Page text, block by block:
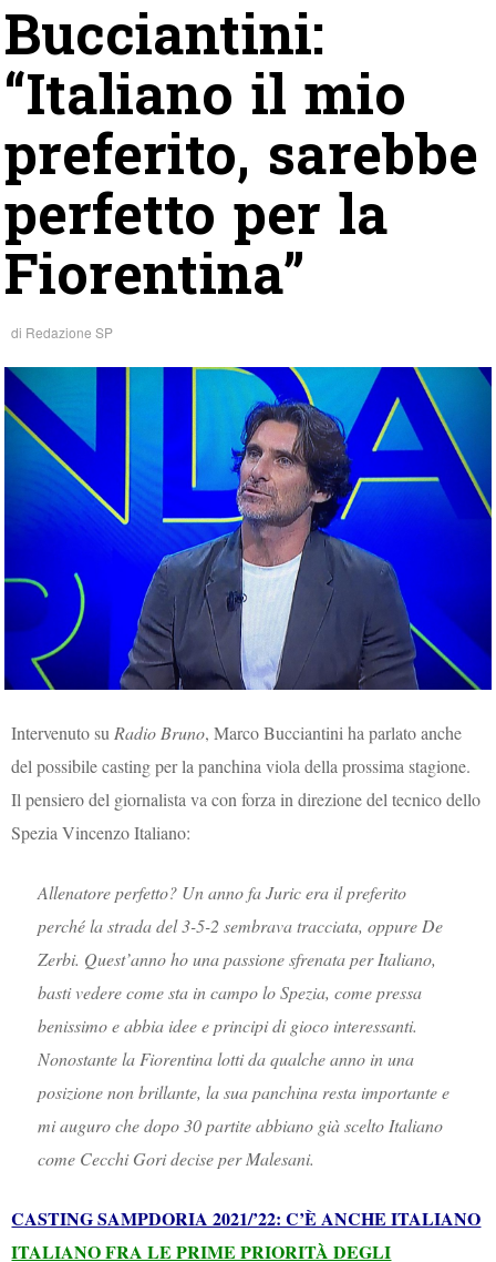
Bucciantini:
“Italiano il mio
preferito, sarebbe
perfetto per la
Fiorentina”
di Redazione SP
Intervenuto su Radio Bruno, Marco Bucciantini ha parlato anche
del possibile casting per la panchina viola della prossima stagione.
Il pensiero del giornalista va con forza in direzione del tecnico dello
Spezia Vincenzo Italiano:
Allenatore perfetto? Un anno fa Juric era il preferito
perché la strada del 3-5-2 sembrava tracciata, oppure De
Zerbi. Quest’anno ho una passione sfrenata per Italiano,
basti vedere come sta in campo lo Spezia, come pressa
benissimo e abbia idee e principi di gioco interessanti.
Nonostante la Fiorentina lotti da qualche anno in una
posizione non brillante, la sua panchina resta importante e
mi auguro che dopo 30 partite abbiano già scelto Italiano
come Cecchi Gori decise per Malesani.
CASTING SAMPDORIA 2021/’22: C’È ANCHE ITALIANO
ITALIANO FRA LE PRIME PRIORITÀ DEGLI